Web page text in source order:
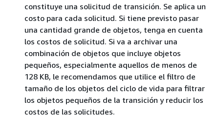
constituye una solicitud de transición. Se aplica un
costo para cada solicitud. Si tiene previsto pasar
una cantidad grande de objetos, tenga en cuenta
los costos de solicitud. Si va a archivar una
combinación de objetos que incluye objetos
pequeños, especialmente aquellos de menos de
128 KB, le recomendamos que utilice el filtro de
tamaño de los objetos del ciclo de vida para filtrar
los objetos pequeños de la transición y reducir los
costos de las solicitudes.